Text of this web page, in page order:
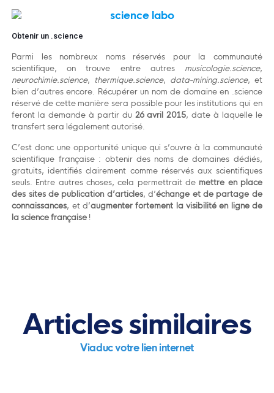
Obtenir un .science
Parmi les nombreux noms réservés pour la communauté
scientifique, on trouve entre autres musicologie.science,
neurochimie.science, thermique.science, data-mining.science, et
bien d’autres encore. Récupérer un nom de domaine en .science
réservé de cette manière sera possible pour les institutions qui en
feront la demande à partir du 26 avril 2015, date à laquelle le
transfert sera légalement autorisé.
C’est donc une opportunité unique qui s’ouvre à la communauté
scientifique française : obtenir des noms de domaines dédiés,
gratuits, identifiés clairement comme réservés aux scientifiques
seuls. Entre autres choses, cela permettrait de mettre en place
des sites de publication d’articles, d’échange et de partage de
connaissances, et d’augmenter fortement la visibilité en ligne de
la science française !
Articles similaires
Viaduc votre lien internet